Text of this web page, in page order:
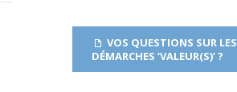
VOS QUESTIONS SUR LES
DÉMARCHES ‘VALEUR(S)’ ?